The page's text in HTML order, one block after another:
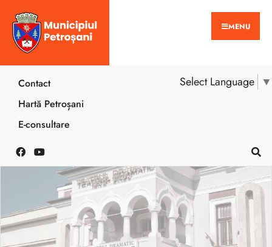
MENU
Select Language ▼
Contact
Hartă Petroșani
E-consultare